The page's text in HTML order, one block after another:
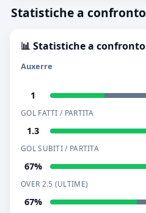
Statistiche a confronto
📊 Statistiche a confronto
Auxerre
1
GOL FATTI / PARTITA
1.3
GOL SUBITI / PARTITA
67%
OVER 2.5 (ULTIME)
67%